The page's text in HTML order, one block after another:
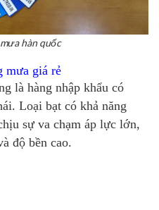
hàn quốc
mưa giá rẻ
là hàng nhập khẩu có
Loại bạt có khả năng
sự va chạm áp lực lớn,
độ bền cao.